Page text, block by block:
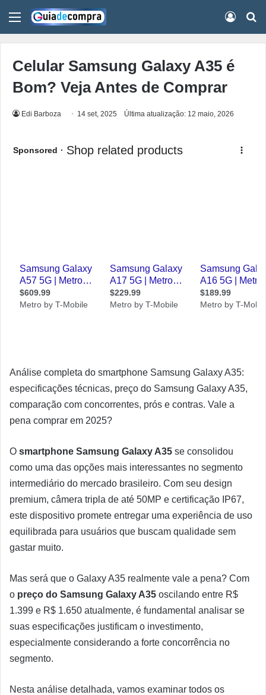
Menu
Celular Samsung Galaxy A35 é
Bom? Veja Antes de Comprar
Edi Barboza 14 set, 2025 Última atualização: 12 maio, 2026
Análise completa do smartphone Samsung Galaxy A35:
especificações técnicas, preço do Samsung Galaxy A35,
comparação com concorrentes, prós e contras. Vale a
pena comprar em 2025?
O smartphone Samsung Galaxy A35 se consolidou
como uma das opções mais interessantes no segmento
intermediário do mercado brasileiro. Com seu design
premium, câmera tripla de até 50MP e certificação IP67,
este dispositivo promete entregar uma experiência de uso
equilibrada para usuários que buscam qualidade sem
gastar muito.
Mas será que o Galaxy A35 realmente vale a pena? Com
o preço do Samsung Galaxy A35 oscilando entre R$
1.399 e R$ 1.650 atualmente, é fundamental analisar se
suas especificações justificam o investimento,
especialmente considerando a forte concorrência no
segmento.
Nesta análise detalhada, vamos examinar todos os